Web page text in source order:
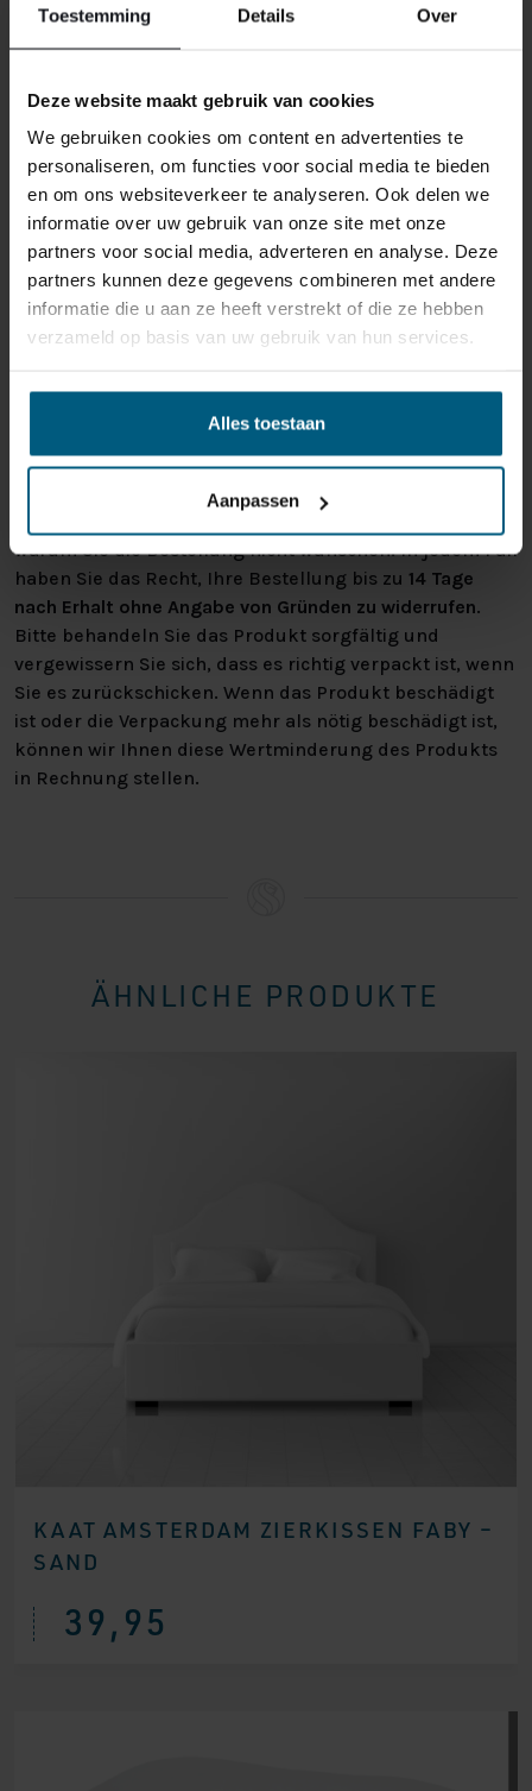
Toestemming Details Over
Deze website maakt gebruik van cookies
We gebruiken cookies om content en advertenties te
personaliseren, om functies voor social media te bieden
en om ons websiteverkeer te analyseren. Ook delen we
informatie over uw gebruik van onze site met onze
partners voor social media, adverteren en analyse. Deze
partners kunnen deze gegevens combineren met andere
informatie die u aan ze heeft verstrekt of die ze hebben
verzameld op basis van uw gebruik van hun services.
Alles toestaan
Aanpassen
ONS RETOURBELEID
Individuell gestaltete Artikel wie Matratzen,
Lattenroste, Obermatratzen und Boxspring-
Sets fallen NICHT unter die
uns nicht zurückgenommen werden.
Manchmal möchten Sie vielleicht eine Bestellung
zurückgeben. Vielleicht, weil Ihnen das Produkt nicht
warum Sie die Bestellung nicht wünschen. In jedem Fall
haben Sie das Recht, Ihre Bestellung bis zu 14 Tage
nach Erhalt ohne Angabe von Gründen zu widerrufen.
Bitte behandeln Sie das Produkt sorgfältig und
vergewissern Sie sich, dass es richtig verpackt ist, wenn
Sie es zurückschicken. Wenn das Produkt beschädigt
ist oder die Verpackung mehr als nötig beschädigt ist,
können wir Ihnen diese Wertminderung des Produkts
in Rechnung stellen.
ÄHNLICHE PRODUKTE
KAAT AMSTERDAM ZIERKISSEN FABY –
SAND
39,95